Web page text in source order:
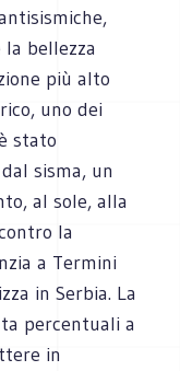
bellezza
più alto
uno dei
stato
sisma, un
al sole, alla
la
a Termini
in Serbia. La
percentuali a
in